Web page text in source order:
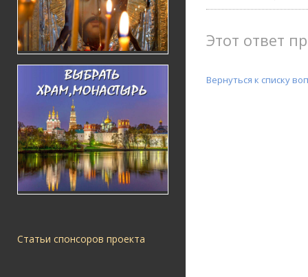
Статьи спонсоров проекта
Этот ответ
Вернуться к списку